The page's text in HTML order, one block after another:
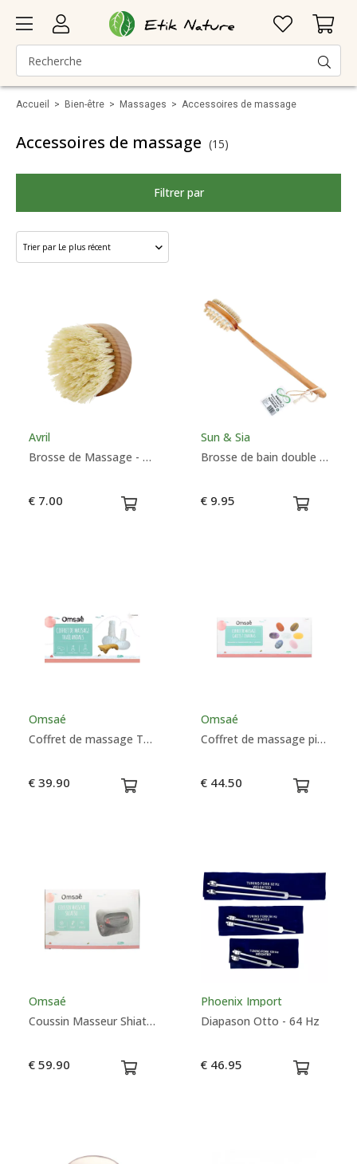
Accueil > Bien-être > Massages > Accessoires de massage
Accessoires de massage (15)
Filtrer par
Marque
Couleurs
Avril
Brosse de Massage - Avril
€ 7.00
Sun & Sia
Brosse de bain double usage - Sun & Sia
€ 9.95
Omsaé
Coffret de massage Thaïlandais - Omsaé
€ 39.90
Omsaé
Coffret de massage pierres 7 Chakras - Omsaé
€ 44.50
Omsaé
Coussin Masseur Shiatsu Chauffant - Omsaé
€ 59.90
Phoenix Import
Diapason Otto - 64 Hz
€ 46.95